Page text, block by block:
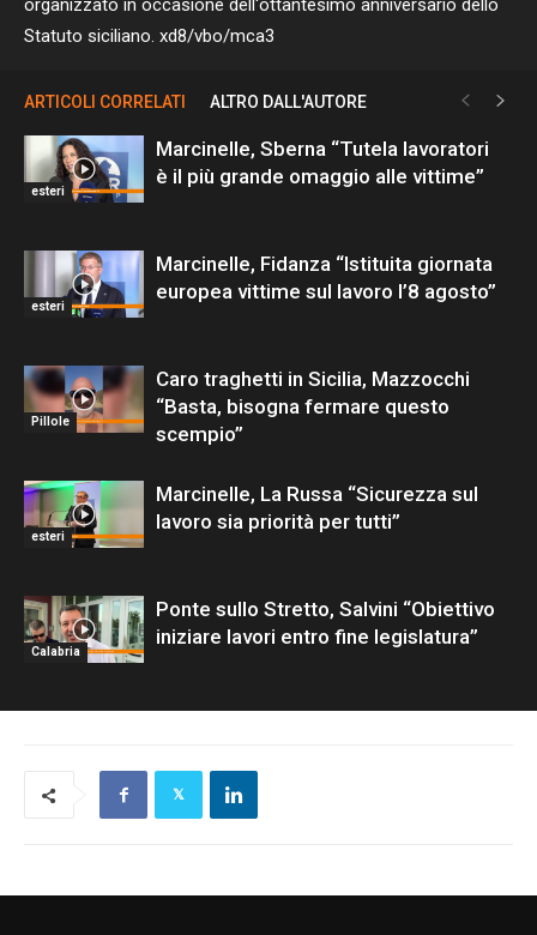
organizzato in occasione dell'ottantesimo anniversario dello
Statuto siciliano. xd8/vbo/mca3
ARTICOLI CORRELATI ALTRO DALL'AUTORE
esteri
Marcinelle, Sberna “Tutela lavoratori
è il più grande omaggio alle vittime”
esteri
Marcinelle, Fidanza “Istituita giornata
europea vittime sul lavoro l’8 agosto”
Pillole
Caro traghetti in Sicilia, Mazzocchi
“Basta, bisogna fermare questo
scempio”
esteri
Marcinelle, La Russa “Sicurezza sul
lavoro sia priorità per tutti”
Calabria
Ponte sullo Stretto, Salvini “Obiettivo
iniziare lavori entro fine legislatura”